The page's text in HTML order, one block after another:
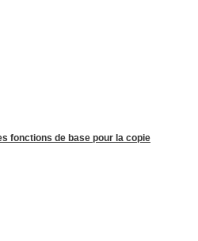
fonctions de base pour la copie